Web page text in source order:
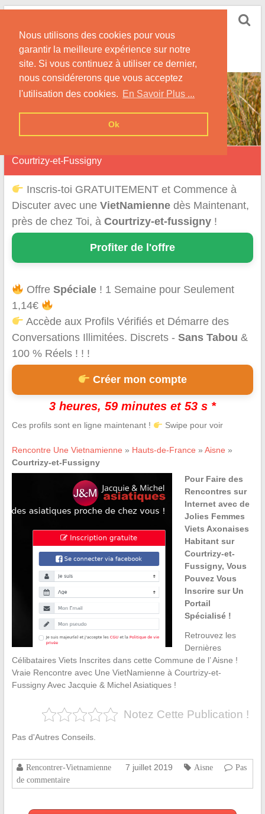
Nous utilisons des cookies pour vous
garantir la meilleure expérience sur notre
site. Si vous continuez à utiliser ce dernier,
nous considérerons que vous acceptez
l'utilisation des cookies. En Savoir Plus ...
Ok
Skip
contentVietnamienne
Rencontre une Célibataire Originaire du VietNam !
Courtrizy-et-Fussigny
Inscris-toi GRATUITEMENT et Commence à
Discuter avec une VietNamiennedès Maintenant,
près de chez Toi, à Courtrizy-et-fussigny!
Profiter de l'offre
OffreSpéciale ! 1 Semaine pour Seulement
1,14€
Accède aux Profils Vérifiés et Démarre des
Conversations Illimitées. Discrets - Sans Tabou &
100 % Réels ! ! !
Créer mon compte
3 heures, 59 minutes et 53 s *
Ces profils sont en ligne maintenant ! Swipe pour voir
Rencontre Une Vietnamienne » Hauts-de-France » Aisne »
Courtrizy-et-Fussigny
Pour Faire des
Rencontres sur
Internet avec de
Jolies Femmes
Viets Axonaises
Habitant sur
Courtrizy-et-
Fussigny, Vous
Pouvez Vous
Inscrire sur Un
Portail
Spécialisé !
Retrouvez les
Dernières
Célibataires Viets Inscrites dans cette Commune de l’ Aisne !
Vraie Rencontre avec Une VietNamienne à Courtrizy-et-
Fussigny Avec Jacquie & Michel Asiatiques !
Notez Cette Publication !
Pas d'Autres Conseils.
Rencontrer-Vietnamienne 7 juillet 2019 Aisne
Pas
de commentaire